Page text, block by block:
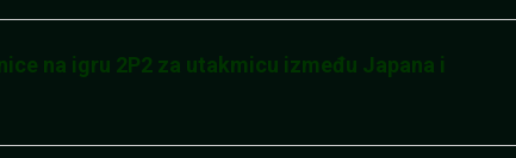
na igru 2P2 za utakmicu između Japana i